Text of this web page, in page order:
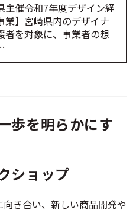
主催令和7年度デザイン経
業】宮崎県内のデザイナ
者を対象に、事業者の想
歩を明らかにす
ショップ
き合い、新しい商品開発や